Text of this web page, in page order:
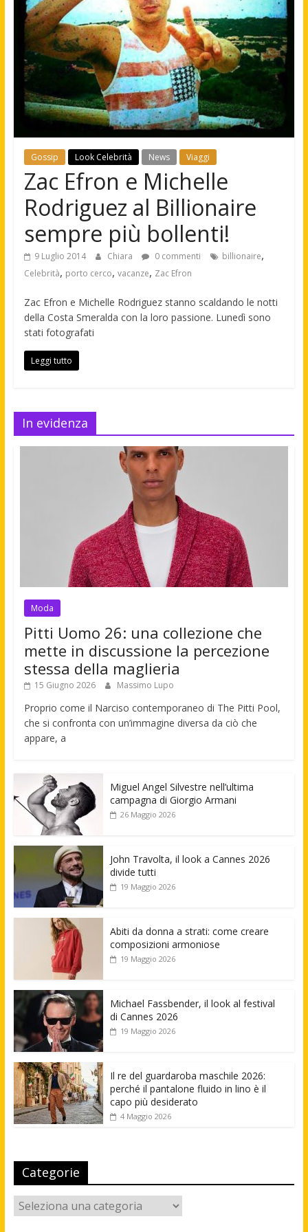
Gossip Look Celebrità News Viaggi
Zac Efron e Michelle
Rodriguez al Billionaire
sempre più bollenti!
9 Luglio 2014 Chiara 0 commenti billionaire,
Celebrità, porto cerco, vacanze, Zac Efron
Zac Efron e Michelle Rodriguez stanno scaldando le notti
della Costa Smeralda con la loro passione. Lunedì sono
stati fotografati
Leggi tutto
In evidenza
Moda
Pitti Uomo 26: una collezione che
mette in discussione la percezione
stessa della maglieria
15 Giugno 2026 Massimo Lupo
Proprio come il Narciso contemporaneo di The Pitti Pool,
che si confronta con un’immagine diversa da ciò che
appare, a
Miguel Angel Silvestre nell’ultima
campagna di Giorgio Armani
26 Maggio 2026
John Travolta, il look a Cannes 2026
divide tutti
19 Maggio 2026
Abiti da donna a strati: come creare
composizioni armoniose
19 Maggio 2026
Michael Fassbender, il look al festival
di Cannes 2026
19 Maggio 2026
Il re del guardaroba maschile 2026:
perché il pantalone fluido in lino è il
capo più desiderato
4 Maggio 2026
Categorie
Categorie